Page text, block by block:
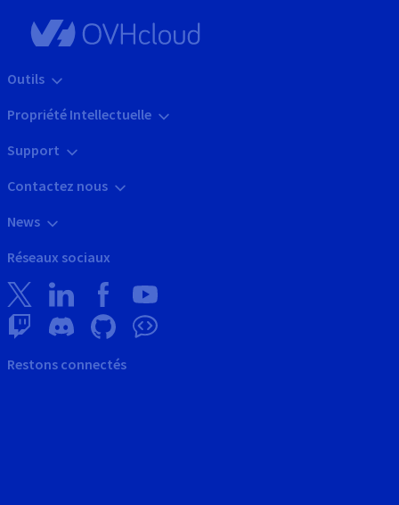
Outils
Propriété Intellectuelle
Support
Contactez nous
News
Réseaux sociaux
Restons connectés